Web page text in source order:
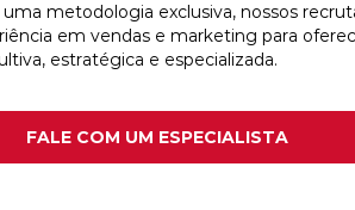
uma metodologia exclusiva, nossos
em vendas e marketing para
estratégica e especializada.
FALE COM UM ESPECIALISTA